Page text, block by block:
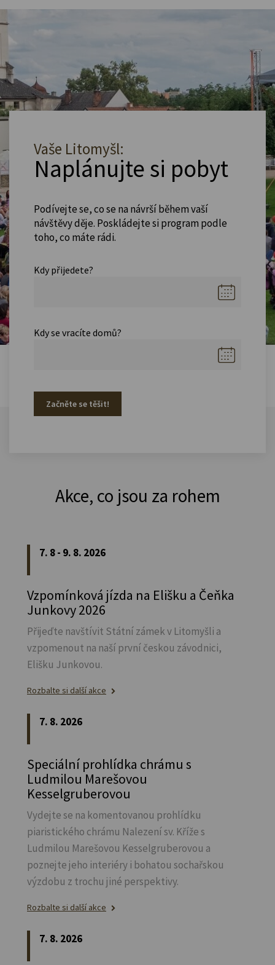
Vaše Litomyšl:
Naplánujte si pobyt
Podívejte se, co se na návrší během vaší
návštěvy děje. Poskládejte si program podle
toho, co máte rádi.
Kdy přijedete?
Kdy se vracíte domů?
Začněte se těšit!
Akce, co jsou za rohem
7. 8 - 9. 8. 2026
Vzpomínková jízda na Elišku a Čeňka
Junkovy 2026
Přijeďte navštívit Státní zámek v Litomyšli a
vzpomenout na naší první českou závodnici,
Elišku Junkovou.
Rozbalte si další akce
7. 8. 2026
Speciální prohlídka chrámu s
Ludmilou Marešovou
Kesselgruberovou
Vydejte se na komentovanou prohlídku
piaristického chrámu Nalezení sv. Kříže s
Ludmilou Marešovou Kesselgruberovou a
poznejte jeho interiéry i bohatou sochařskou
výzdobu z trochu jiné perspektivy.
Rozbalte si další akce
7. 8. 2026